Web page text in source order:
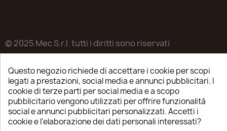
© 2025 Mec S.r.l. tutti i diritti sono riservati
25020
P.IVA / C.F. / R.I. di Brescia n.03223310982
REA: BS-515638
Capitale sociale ver. € 35.000
Questo negozio richiede di accettare i cookie per scopi
legati a prestazioni, social media e annunci pubblicitari. I
cookie di terze parti per social media e a scopo
pubblicitario vengono utilizzati per offrire funzionalità
social e annunci pubblicitari personalizzati. Accetti i
cookie e l'elaborazione dei dati personali interessati?